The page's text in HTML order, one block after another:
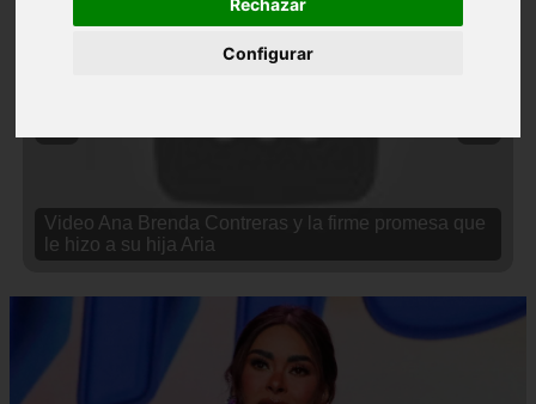
Rechazar
Configurar
Video Ana Brenda Contreras y la firme promesa que
le hizo a su hija Aria